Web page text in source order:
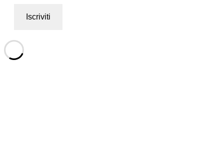
Iscriviti